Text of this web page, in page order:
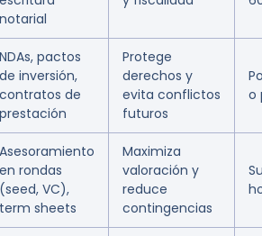
notarial
NDAs, pactos
de inversión,
contratos de
prestación
Protege
derechos y
evita conflictos
futuros
o
Asesoramiento
en rondas
(seed, VC),
term sheets
Maximiza
valoración y
reduce
contingencias